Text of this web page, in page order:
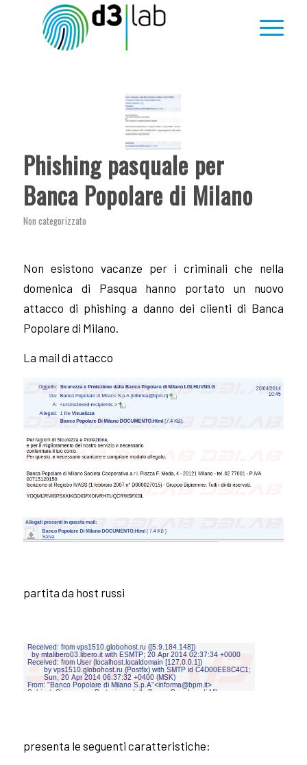
Phishing pasquale per
Banca Popolare di Milano
Non categorizzato
Non esistono vacanze per i criminali che nella
domenica di Pasqua hanno portato un nuovo
attacco di phishing a danno dei clienti di Banca
Popolare di Milano.
La mail di attacco
partita da host russi
presenta le seguenti caratteristiche: